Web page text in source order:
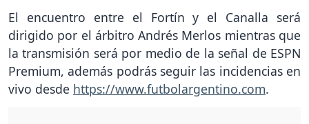
El encuentro entre el Fortín y el Canalla será
dirigido por el árbitro Andrés Merlos mientras que
la transmisión será por medio de la señal de ESPN
Premium, además podrás seguir las incidencias en
vivo desde https://www.futbolargentino.com.